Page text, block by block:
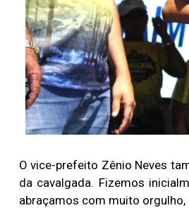
O vice-prefeito Zênio Neves
da cavalgada. Fizemos
abraçamos com muito